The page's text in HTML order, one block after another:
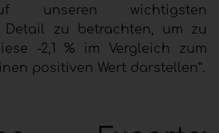
unseren wichtigsten
Detail zu betrachten, um zu
-2,1 % im Vergleich zum
positiven Wert darstellen“.